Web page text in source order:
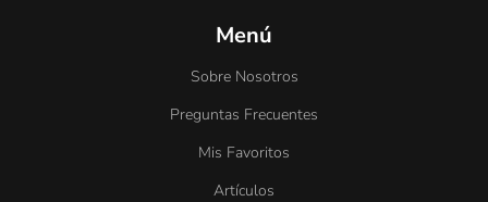
Menú
Sobre Nosotros
Preguntas Frecuentes
Mis Favoritos
Artículos